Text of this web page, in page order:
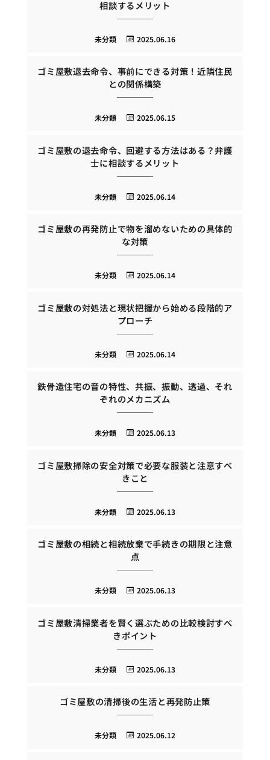
相談するメリット
2025.06.16
未分類
ゴミ屋敷退去命令、事前にできる対策！近隣住民
との関係構築
2025.06.15
未分類
ゴミ屋敷の退去命令、回避する方法はある？弁護
士に相談するメリット
2025.06.14
未分類
ゴミ屋敷の再発防止で物を溜めないための具体的
な対策
2025.06.14
未分類
ゴミ屋敷の対処法と現状把握から始める段階的ア
プローチ
2025.06.14
未分類
鉄骨造住宅の音の特性、共振、振動、透過、それ
ぞれのメカニズム
2025.06.13
未分類
ゴミ屋敷掃除の安全対策で必要な服装と注意すべ
きこと
2025.06.13
未分類
ゴミ屋敷の相続と相続放棄で手続きの期限と注意
点
2025.06.13
未分類
ゴミ屋敷清掃業者を賢く選ぶための比較検討すべ
きポイント
2025.06.13
未分類
ゴミ屋敷の清掃後の生活と再発防止策
2025.06.12
未分類